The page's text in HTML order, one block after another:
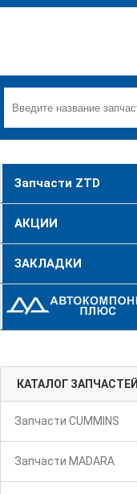
Запчасти ZTD
АКЦИИ
ЗАКЛАДКИ
КАТАЛОГ ЗАПЧАСТЕЙ
Запчасти CUMMINS
Запчасти MADARA